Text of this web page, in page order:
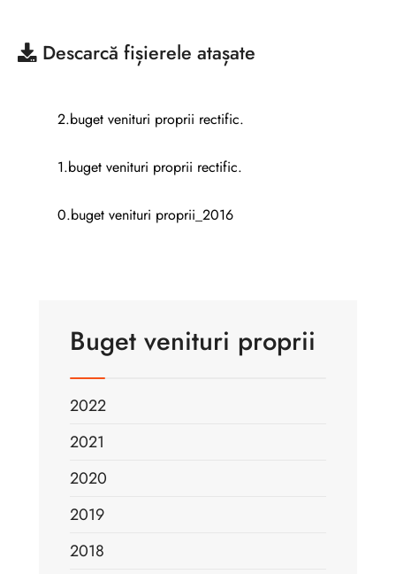
Descarcă fișierele atașate
2.buget venituri proprii rectific.
1.buget venituri proprii rectific.
0.buget venituri proprii_2016
Buget venituri proprii
2022
2021
2020
2019
2018